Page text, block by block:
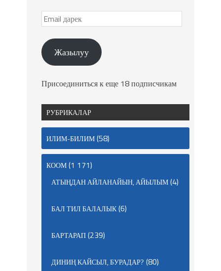
Жазылуу
Присоединиться к еще 18 подписчикам
РУБРИКАЛАР
ИЛИМ-БИЛИМ(58)
КООМ(1 171)
АТЫҢДАН АЙЛАНАЙЫН, АЙЫЛЫМ(4)
БАЛ ТИЛ БАЛАЛЫК(6)
БАРТАРАП(239)
ДИНИҢ КАЙСЫЛ, БУРАДАР? (80)